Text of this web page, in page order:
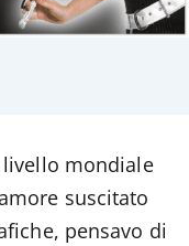
livello mondiale
suscitato
pensavo di